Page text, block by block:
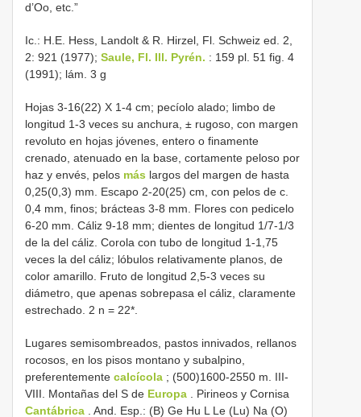
d’Oo, etc.”
Ic.: H.E. Hess, Landolt & R. Hirzel, Fl. Schweiz ed. 2,
2: 921 (1977); Saule, Fl. Ill. Pyrén. : 159 pl. 51 fig. 4
(1991); lám. 3 g
Hojas 3-16(22) X 1-4 cm; pecíolo alado; limbo de
longitud 1-3 veces su anchura, ± rugoso, con margen
revoluto en hojas jóvenes, entero o finamente
crenado, atenuado en la base, cortamente peloso por
haz y envés, pelos más largos del margen de hasta
0,25(0,3) mm. Escapo 2-20(25) cm, con pelos de c.
0,4 mm, finos; brácteas 3-8 mm. Flores con pedicelo
6-20 mm. Cáliz 9-18 mm; dientes de longitud 1/7-1/3
de la del cáliz. Corola con tubo de longitud 1-1,75
veces la del cáliz; lóbulos relativamente planos, de
color amarillo. Fruto de longitud 2,5-3 veces su
diámetro, que apenas sobrepasa el cáliz, claramente
estrechado. 2 n = 22*.
Lugares semisombreados, pastos innivados, rellanos
rocosos, en los pisos montano y subalpino,
preferentemente calcícola ; (500)1600-2550 m. III-
VIII. Montañas del S de Europa . Pirineos y Cornisa
Cantábrica . And. Esp.: (B) Ge Hu L Le (Lu) Na (O)